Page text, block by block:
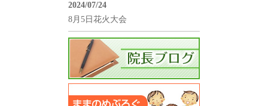
2024/07/24
8月5日花火大会